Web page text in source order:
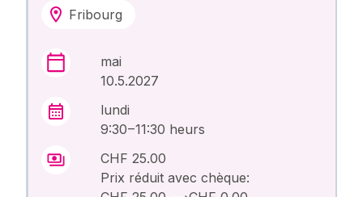
Fribourg
mai
10.5.2027
lundi
9:30 – 11:30 heurs
CHF 25.00
Prix réduit avec chèque: